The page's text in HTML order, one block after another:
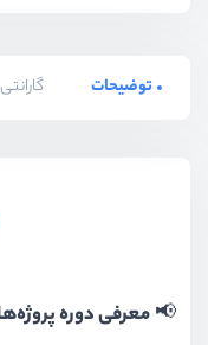
توضیحات
📢معرفی دوره